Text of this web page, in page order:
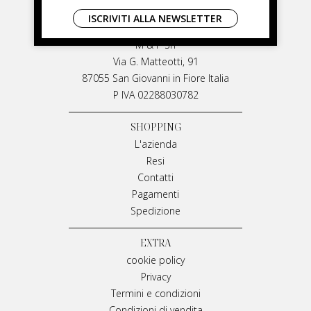
LIVIANA MIRARCHI
M & P Srl
Via G. Matteotti, 91
87055 San Giovanni in Fiore Italia
P IVA 02288030782
SHOPPING
L'azienda
Resi
Contatti
Pagamenti
Spedizione
EXTRA
cookie policy
Privacy
Termini e condizioni
ISCRIVITI ALLA NEWSLETTER